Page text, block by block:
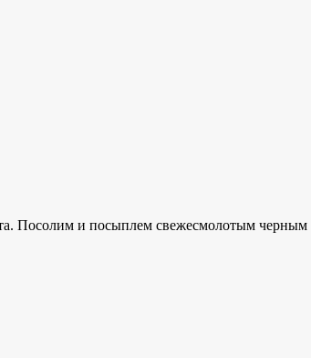
Посолим и посыплем свежесмолотым